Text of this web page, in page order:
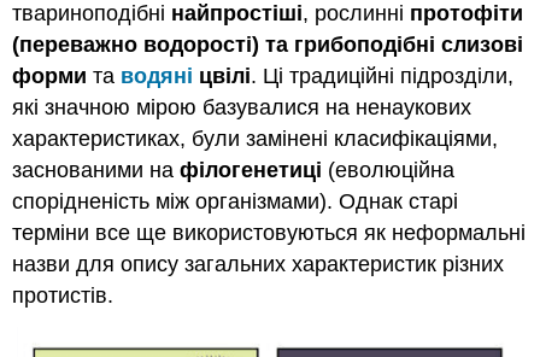
твариноподібні найпростіші, рослинні протофіти
(переважно водорості) та грибоподібні слизові
форми та водяні цвілі. Ці традиційні підрозділи,
які значною мірою базувалися на ненаукових
характеристиках, були замінені класифікаціями,
заснованими нафілогенетиці (еволюційна
спорідненість між організмами). Однак старі
терміни все ще використовуються як неформальні
назви для опису загальних характеристик різних
протистів.